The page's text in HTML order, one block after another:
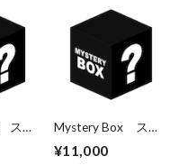
ステ
Mystery Box ステ
¥11,000